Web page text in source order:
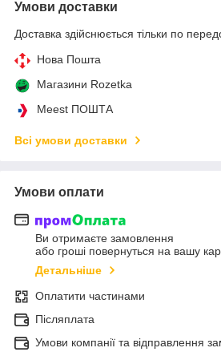
Умови доставки
Доставка здійснюється тільки по
Нова Пошта
Магазини Rozetka
Meest ПОШТА
Всі умови доставки
Умови оплати
Ви отримаєте замовлення
або гроші повернуться на вашу
Детальніше
Оплатити частинами
Післяплата
Умови компанії та відправлення